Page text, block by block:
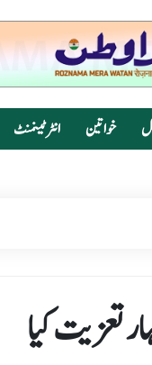
خواتین انٹرٹینمنٹ
تعزیت کیا